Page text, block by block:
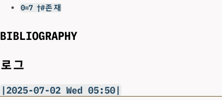
0=7 †#존재
BIBLIOGRAPHY
로그
|2025-07-02 Wed 05:50|